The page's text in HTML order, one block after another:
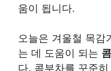
움이 됩니다.
오늘은 겨울철 목감
는 데 도움이 되는
다. 콤부차를 꾸준